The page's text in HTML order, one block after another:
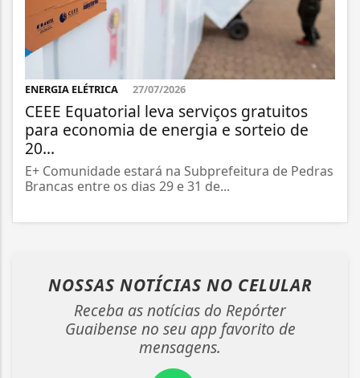
ENERGIA ELÉTRICA 27/07/2026
CEEE Equatorial leva serviços gratuitos
para economia de energia e sorteio de
20...
E+ Comunidade estará na Subprefeitura de Pedras
Brancas entre os dias 29 e 31 de...
NOSSAS NOTÍCIAS NO CELULAR
Receba as notícias do Repórter
Guaibense no seu app favorito de
mensagens.